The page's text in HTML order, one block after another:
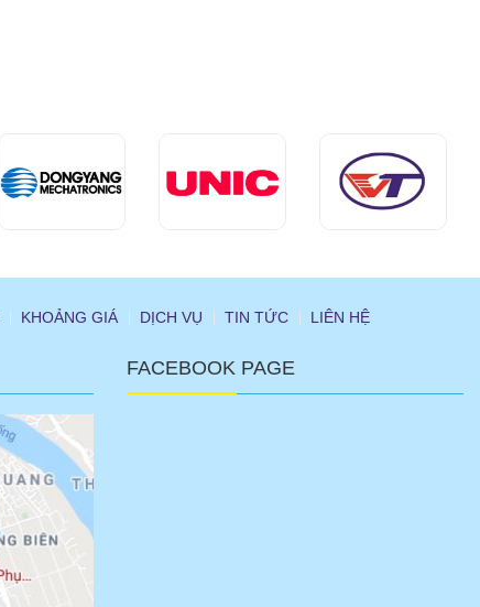
KHOẢNG GIÁ DỊCH VỤ TIN TỨC LIÊN HỆ
FACEBOOK PAGE